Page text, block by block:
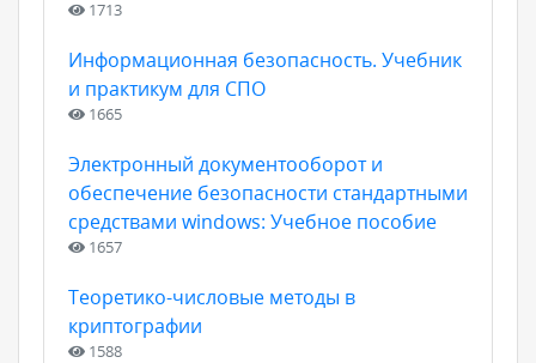
1713
Информационная безопасность. Учебник
и практикум для СПО
1665
Электронный документооборот и
обеспечение безопасности стандартными
средствами windows: Учебное пособие
1657
Теоретико-числовые методы в
криптографии
1588